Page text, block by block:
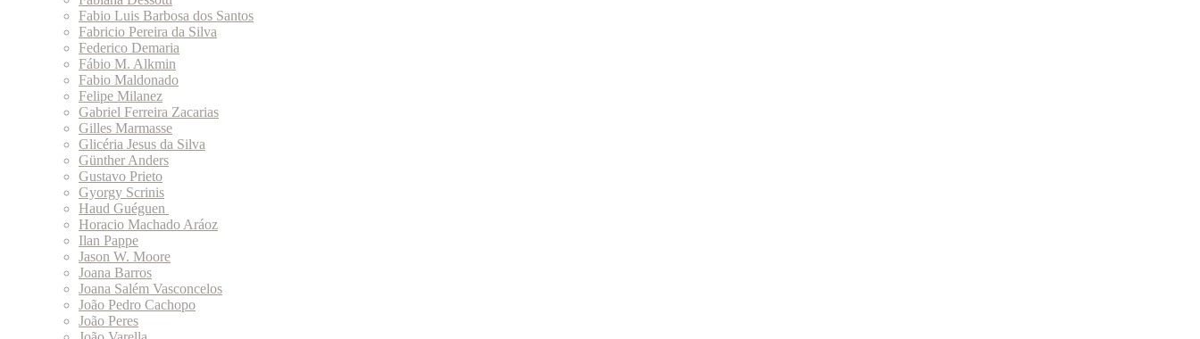
Fabio Luis Barbosa dos Santos
Fabricio Pereira da Silva
Federico Demaria
Fábio M. Alkmin
Fabio Maldonado
Felipe Milanez
Gabriel Ferreira Zacarias
Gilles Marmasse
Glicéria Jesus da Silva
Günther Anders
Gustavo Prieto
Gyorgy Scrinis
Haud Guéguen
Horacio Machado Aráoz
Ilan Pappe
Jason W. Moore
Joana Barros
Joana Salém Vasconcelos
João Pedro Cachopo
João Peres